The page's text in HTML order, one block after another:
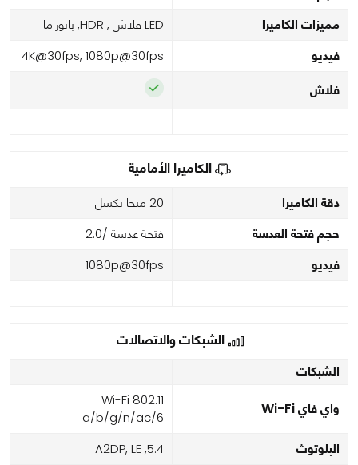
مميزات الكاميرا LED فلاش , HDR, بانوراما
فيديو 4K@30fps, 1080p@30fps
فلاش
الكاميرا الأمامية
دقة الكاميرا 20 ميجا بكسل
حجم فتحة العدسة فتحة عدسة /2.0
فيديو 1080p@30fps
الشبكات والاتصالات
الشبكات
واي فاي Wi-Fi
Wi-Fi 802.11
a/b/g/n/ac/6
البلوتوث 5.4, A2DP, LE